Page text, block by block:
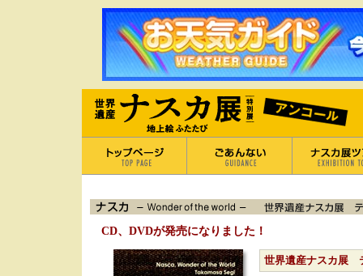
CD、DVDが発売になりました！
世界遺産ナスカ展